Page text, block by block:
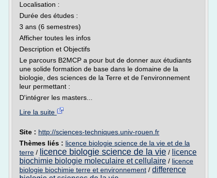
Localisation :
Durée des études :
3 ans (6 semestres)
Afficher toutes les infos
Description et Objectifs
Le parcours B2MCP a pour but de donner aux étudiants
une solide formation de base dans le domaine de la
biologie, des sciences de la Terre et de l'environnement
leur permettant :
D'intégrer les masters...
Lire la suite
Site : http://sciences-techniques.univ-rouen.fr
Thèmes liés : licence biologie science de la vie et de la
terre / licence biologie science de la vie / licence
biochimie biologie moleculaire et cellulaire / licence
biologie biochimie terre et environnement / difference